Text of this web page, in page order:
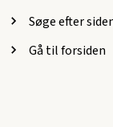
Søge efter
Gå til forsiden